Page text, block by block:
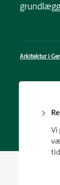
Arkitektur i
Vi